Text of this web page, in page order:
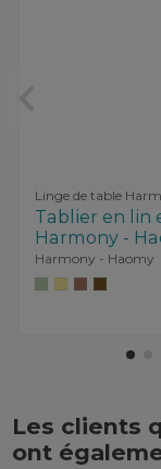
Linge de table
Tablier en lin
Harmony -
Harmony - Haomy
Les clients
ont